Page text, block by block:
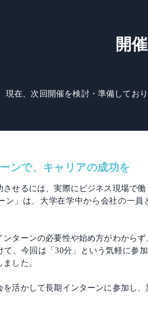
開
現在、次回開催を検討・準備してお
ンで、キャリアの成功を
させるには、実際にビジネス現場で働
ン」は、大学在学中から会社の一
ンターンの必要性や始め方がわから
て、今回は「30分」という気軽に参
した。
を活かして長期インターンに参加し、